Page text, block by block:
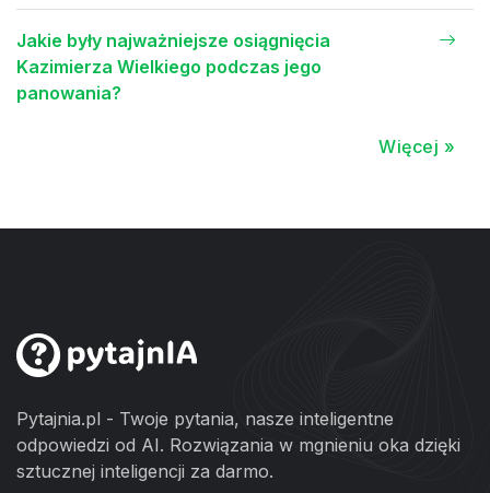
Jakie były najważniejsze osiągnięcia
Kazimierza Wielkiego podczas jego
panowania?
Więcej »
Pytajnia.pl - Twoje pytania, nasze inteligentne
odpowiedzi od AI. Rozwiązania w mgnieniu oka dzięki
sztucznej inteligencji za darmo.